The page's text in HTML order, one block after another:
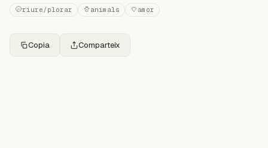
riure/plorar animals amor
Copia Comparteix